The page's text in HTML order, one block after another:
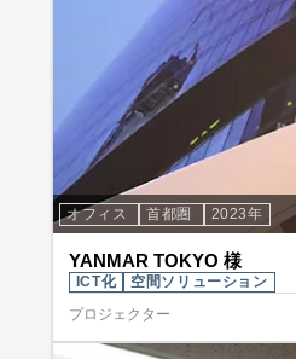
オフィス 首都圏 2023年
YANMAR TOKYO 様
ICT化
空間ソリューション
プロジェクター